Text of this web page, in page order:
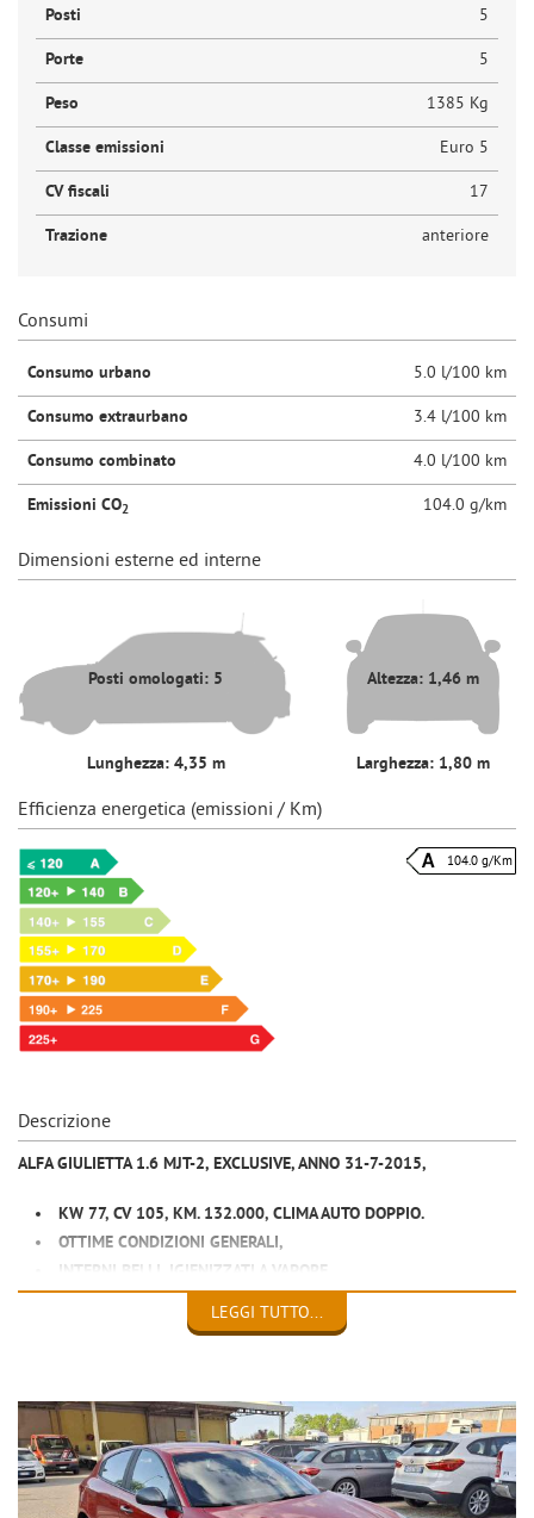
Posti 5
Porte 5
Peso 1385 Kg
Classe emissioni Euro 5
CV fiscali 17
Trazione anteriore
Consumi
Consumo urbano 5.0 l/100 km
Consumo extraurbano 3.4 l/100 km
Consumo combinato 4.0 l/100 km
Emissioni CO2 104.0 g/km
Dimensioni esterne ed interne
Posti omologati: 5
Lunghezza: 4,35 m
Altezza: 1,46 m
Larghezza: 1,80 m
Efficienza energetica (emissioni / Km)
104.0 g/Km
Descrizione
ALFA GIULIETTA 1.6 MJT-2, EXCLUSIVE, ANNO 31-7-2015,
KW 77, CV 105, KM. 132.000, CLIMA AUTO DOPPIO.
OTTIME CONDIZIONI GENERALI,
INTERNI BELLI, IGIENIZZATI A VAPORE,
REVISIONATA, DOPPIE CHIAVI,
EURO 6.800
ALBERTO 0039 3933352080
SITO WWW.CANZIANAUTO.IT
LEGGI TUTTO...